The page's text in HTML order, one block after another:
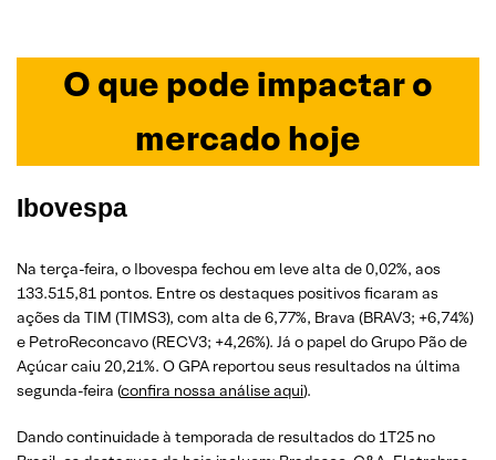
O que pode impactar o
mercado hoje
Ibovespa
Na terça-feira, o Ibovespa fechou em leve alta de 0,02%, aos
133.515,81 pontos. Entre os destaques positivos ficaram as
ações da TIM (TIMS3), com alta de 6,77%, Brava (BRAV3; +6,74%)
e PetroReconcavo (RECV3; +4,26%). Já o papel do Grupo Pão de
Açúcar caiu 20,21%. O GPA reportou seus resultados na última
segunda-feira (confira nossa análise aqui).
Dando continuidade à temporada de resultados do 1T25 no